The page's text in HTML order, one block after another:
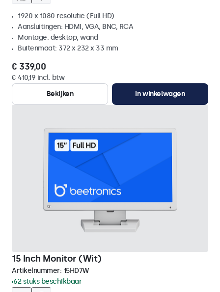
1920 x 1080 resolutie (Full HD)
Aansluitingen: HDMI, VGA, BNC, RCA
Montage: desktop, wand
Buitenmaat: 372 x 232 x 33 mm
€ 339,00
€ 410,19 incl. btw
Bekijken
In winkelwagen
15 Inch Monitor (Wit)
Artikelnummer: 15HD7W
62 stuks beschikbaar